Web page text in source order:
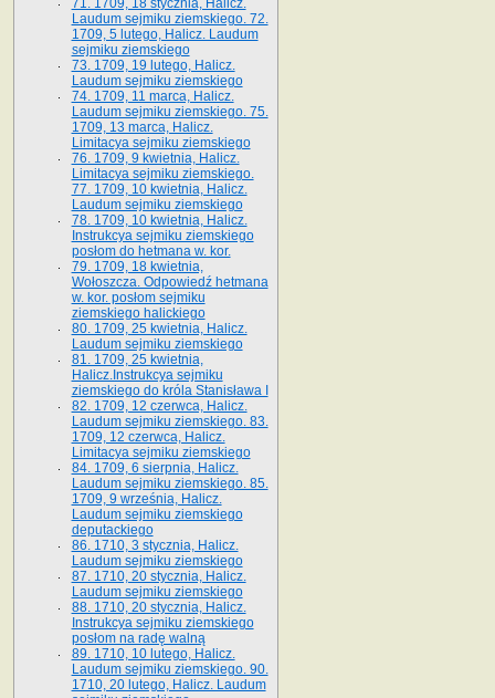
71. 1709, 18 stycznia, Halicz.
Laudum sejmiku ziemskiego. 72.
1709, 5 lutego, Halicz. Laudum
sejmiku ziemskiego
73. 1709, 19 lutego, Halicz.
Laudum sejmiku ziemskiego
74. 1709, 11 marca, Halicz.
Laudum sejmiku ziemskiego. 75.
1709, 13 marca, Halicz.
Limitacya sejmiku ziemskiego
76. 1709, 9 kwietnia, Halicz.
Limitacya sejmiku ziemskiego.
77. 1709, 10 kwietnia, Halicz.
Laudum sejmiku ziemskiego
78. 1709, 10 kwietnia, Halicz.
Instrukcya sejmiku ziemskiego
posłom do hetmana w. kor.
79. 1709, 18 kwietnia,
Wołoszcza. Odpowiedź hetmana
w. kor. posłom sejmiku
ziemskiego halickiego
80. 1709, 25 kwietnia, Halicz.
Laudum sejmiku ziemskiego
81. 1709, 25 kwietnia,
Halicz.Instrukcya sejmiku
ziemskiego do króla Stanisława I
82. 1709, 12 czerwca, Halicz.
Laudum sejmiku ziemskiego. 83.
1709, 12 czerwca, Halicz.
Limitacya sejmiku ziemskiego
84. 1709, 6 sierpnia, Halicz.
Laudum sejmiku ziemskiego. 85.
1709, 9 września, Halicz.
Laudum sejmiku ziemskiego
deputackiego
86. 1710, 3 stycznia, Halicz.
Laudum sejmiku ziemskiego
87. 1710, 20 stycznia, Halicz.
Laudum sejmiku ziemskiego
88. 1710, 20 stycznia, Halicz.
Instrukcya sejmiku ziemskiego
posłom na radę walną
89. 1710, 10 lutego, Halicz.
Laudum sejmiku ziemskiego. 90.
1710, 20 lutego, Halicz. Laudum